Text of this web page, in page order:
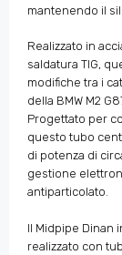
mantenendo il
Realizzato in
saldatura TIG,
modifiche tra i
della BMW M2
Progettato per
questo tubo
di potenza di
gestione
antiparticolato.
Il Midpipe Dinan
realizzato con